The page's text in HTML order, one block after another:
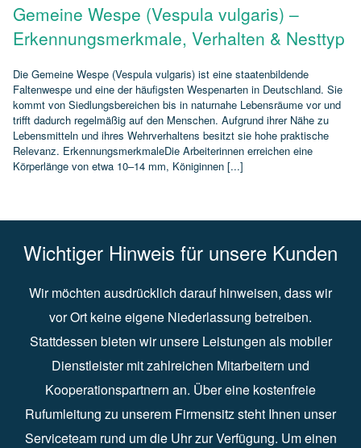
Gemeine Wespe (Vespula vulgaris) –
Erkennungsmerkmale, Verhalten & Nesttyp
Die Gemeine Wespe (Vespula vulgaris) ist eine staatenbildende
Faltenwespe und eine der häufigsten Wespenarten in Deutschland. Sie
kommt von Siedlungsbereichen bis in naturnahe Lebensräume vor und
trifft dadurch regelmäßig auf den Menschen. Aufgrund ihrer Nähe zu
Lebensmitteln und ihres Wehrverhaltens besitzt sie hohe praktische
Relevanz. ErkennungsmerkmaleDie Arbeiterinnen erreichen eine
Körperlänge von etwa 10–14 mm, Königinnen [...]
Wichtiger Hinweis für unsere Kunden
Wir möchten ausdrücklich darauf hinweisen, dass wir
vor Ort keine eigene Niederlassung betreiben.
Stattdessen bieten wir unsere Leistungen als mobiler
Dienstleister mit zahlreichen Mitarbeitern und
Kooperationspartnern an. Über eine kostenfreie
Rufumleitung zu unserem Firmensitz steht Ihnen unser
Serviceteam rund um die Uhr zur Verfügung. Um einen